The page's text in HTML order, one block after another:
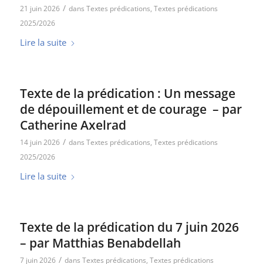
21 juin 2026 / dans Textes prédications, Textes prédications
2025/2026
Lire la suite
Texte de la prédication : Un message
de dépouillement et de courage – par
Catherine Axelrad
14 juin 2026 / dans Textes prédications, Textes prédications
2025/2026
Lire la suite
Texte de la prédication du 7 juin 2026
– par Matthias Benabdellah
7 juin 2026 / dans Textes prédications, Textes prédications